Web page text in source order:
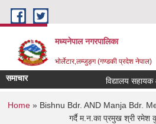
Skip to main content
मध्यनेपाल नगरपालिका
भोर्लेटार,लम्जुङ्ग (गण्डकी प्रदेश नेपाल)
समाचार विद्यालय सहायक
You are here
Home » Bishnu Bdr. AND Manja Bdr.
गर्दै म.न.का प्रमुख श्री रमेश